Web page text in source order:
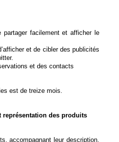
facilement et afficher le
et de cibler des publicités
et des contacts
est de treize mois.
représentation des produits
accompagnant leur description,